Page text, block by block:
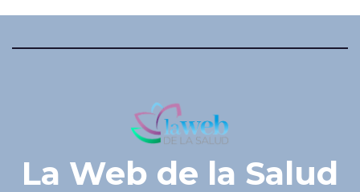
La Web de la Salud